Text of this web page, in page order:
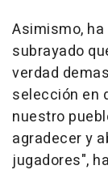
Asimismo,
subrayado
verdad
selección en
nuestro
agradecer y
jugadores",